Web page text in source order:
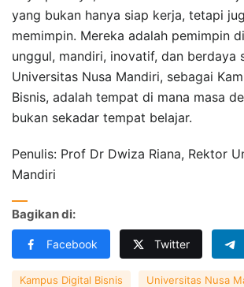
yang bukan hanya siap kerja, tetapi
memimpin. Mereka adalah pemimpin
unggul, mandiri, inovatif, dan berdaya
Universitas Nusa Mandiri, sebagai
Bisnis, adalah tempat di mana masa
bukan sekadar tempat belajar.
Penulis: Prof Dr Dwiza Riana, Rektor
Mandiri
Bagikan di:
Facebook Twitter
Kampus Digital Bisnis Universitas Nusa